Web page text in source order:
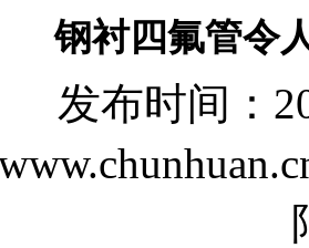
钢衬四氟管令
发布时间：